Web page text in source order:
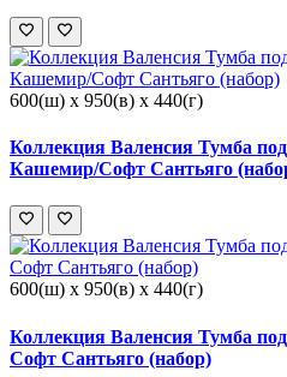
600(ш) x 950(в) x 440(г)
Коллекция Валенсия Тумба
Кашемир/Софт Сантьяго
600(ш) x 950(в) x 440(г)
Коллекция Валенсия Тумба
Софт Сантьяго (набор)